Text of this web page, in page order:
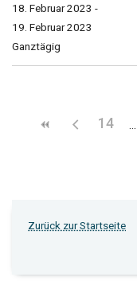
18. Februar 2023 -
19. Februar 2023
Ganztägig
14
Zurück zur Startseite